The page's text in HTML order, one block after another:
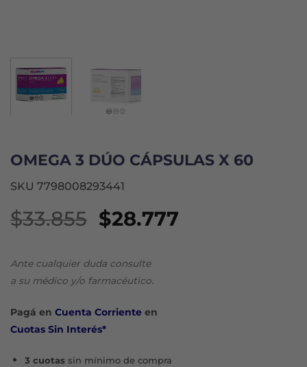
OMEGA 3 DÚO CÁPSULAS X 60
SKU 7798008293441
$33.855 El
original
era:
$28.777El
Ante cualquier duda consulte
a su médico y/o farmacéutico.
Pagá en Cuenta Corriente en
Cuotas Sin Interés*
3 cuotassin mínimo de compra